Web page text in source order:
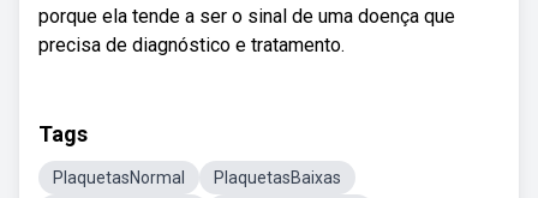
porque ela tende a ser o sinal de uma doença que
precisa de diagnóstico e tratamento.
Tags
PlaquetasNormal
PlaquetasBaixas